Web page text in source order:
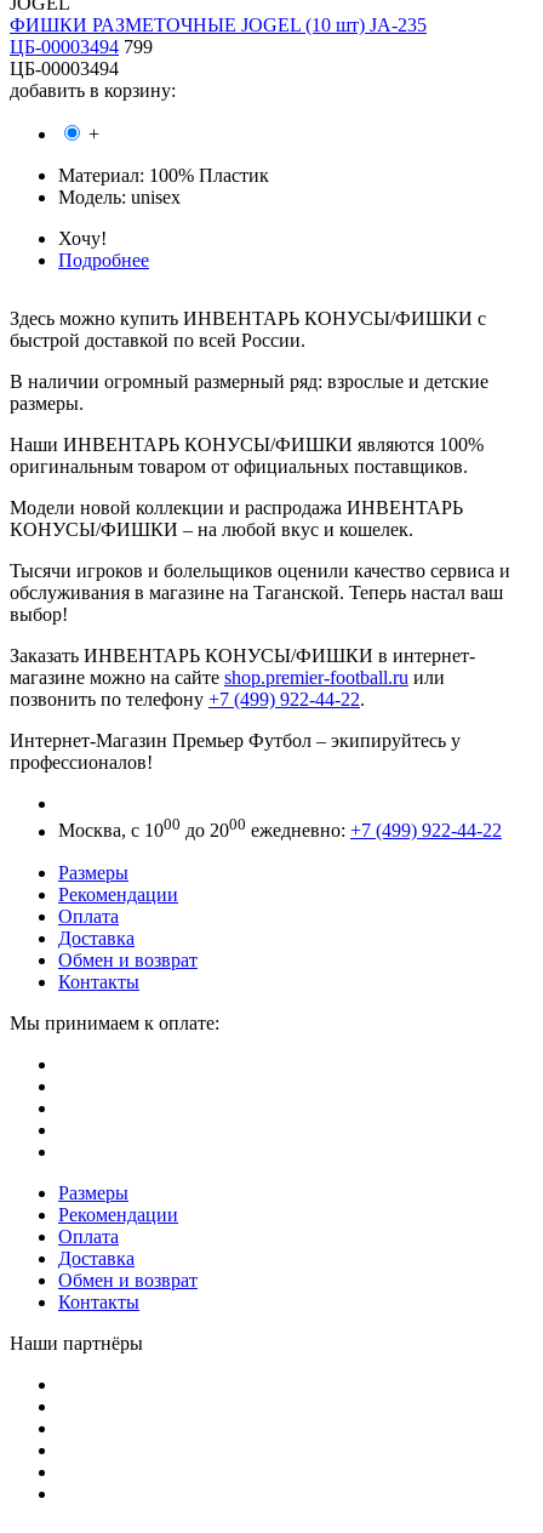
ФИШКИ РАЗМЕТОЧНЫЕ JOGEL (10 шт) JA-235
ЦБ-00003494 799
ЦБ-00003494
добавить в корзину:
+
Материал: 100% Пластик
Модель: unisex
Хочу!
Подробнее
Здесь можно купить ИНВЕНТАРЬ КОНУСЫ/ФИШКИ с
быстрой доставкой по всей России.
В наличии огромный размерный ряд: взрослые и детские
размеры.
Наши ИНВЕНТАРЬ КОНУСЫ/ФИШКИ являются 100%
оригинальным товаром от официальных поставщиков.
Модели новой коллекции и распродажа ИНВЕНТАРЬ
КОНУСЫ/ФИШКИ – на любой вкус и кошелек.
Тысячи игроков и болельщиков оценили качество сервиса и
обслуживания в магазине на Таганской. Теперь настал ваш
выбор!
Заказать ИНВЕНТАРЬ КОНУСЫ/ФИШКИ в интернет-
магазине можно на сайте shop.premier-football.ru или
позвонить по телефону +7 (499) 922-44-22.
Интернет-Магазин Премьер Футбол – экипируйтесь у
профессионалов!
Москва, с 1000 до 2000 ежедневно: +7 (499) 922-44-22
Размеры
Рекомендации
Оплата
Доставка
Обмен и возврат
Контакты
Мы принимаем к оплате:
Размеры
Рекомендации
Оплата
Доставка
Обмен и возврат
Контакты
Наши партнёры